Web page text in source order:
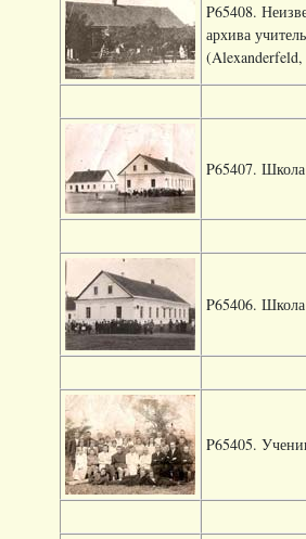
P65408.
архива
P65407.
P65406.
P65405.